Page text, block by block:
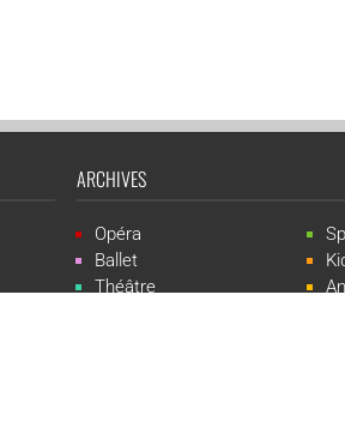
ARCHIVES
Opéra
Ballet
Théâtre